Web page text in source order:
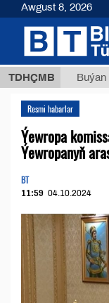
TDHÇMBBuýan
Resmi habarlar
Ýewropa
Ýewropanyň
BT
11:59 04.10.2024
Awgust 8, 2026